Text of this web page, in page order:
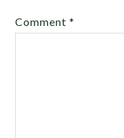
Comment*